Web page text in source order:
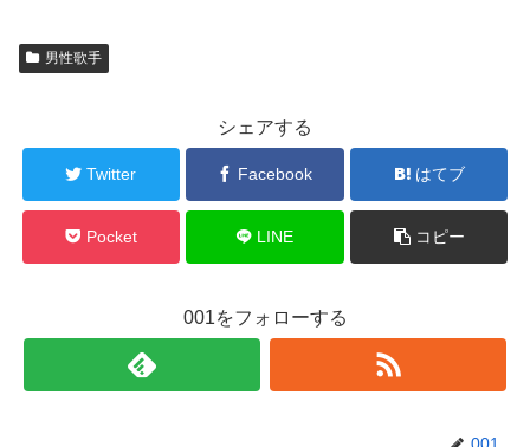
男性歌手
シェアする
Twitter Facebook はてブ
Pocket LINE コピー
001をフォローする
001